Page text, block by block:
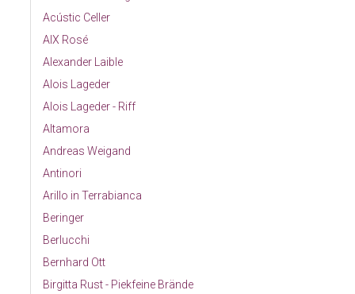
Acústic Celler
AIX Rosé
Alexander Laible
Alois Lageder
Alois Lageder - Riff
Altamora
Andreas Weigand
Antinori
Arillo in Terrabianca
Beringer
Berlucchi
Bernhard Ott
Birgitta Rust - Piekfeine Brände